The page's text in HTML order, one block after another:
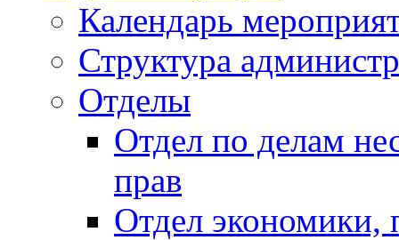
Календарь
Структура
Отделы
Отдел по делам
прав
Отдел экономики,